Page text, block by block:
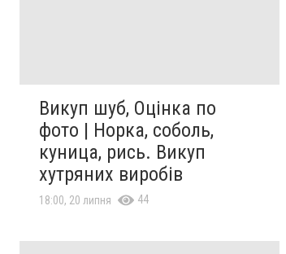
Викуп шуб, Оцінка по
фото | Норка, соболь,
куница, рись. Викуп
хутряних виробів
18:00, 20 липня 44